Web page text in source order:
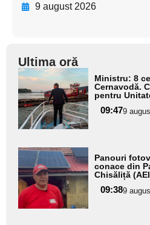
9 august 2026
Ultima oră
Adaugă
aici textul
pentru
subtitlu
Ministru: 8
Cernavodă.
pentru
09:479
Adaugă
aici textul
pentru
subtitlu
Panouri
conace din
Chisăliță
09:389